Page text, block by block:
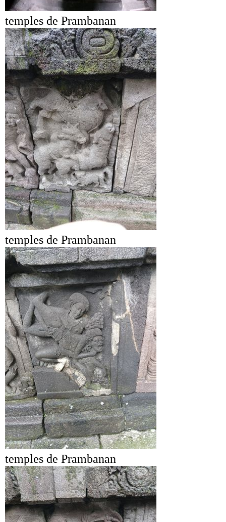
temples de Prambanan
temples de Prambanan
temples de Prambanan